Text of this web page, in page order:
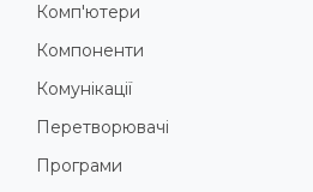
Комп'ютери
Компоненти
Комунікації
Перетворювачі
Програми